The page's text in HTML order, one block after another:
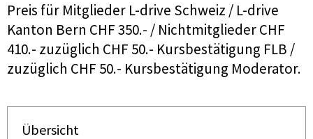
Preis für Mitglieder L-drive Schweiz / L-drive
Kanton Bern CHF 350.- / Nichtmitglieder CHF
410.- zuzüglich CHF 50.- Kursbestätigung FLB /
zuzüglich CHF 50.- Kursbestätigung Moderator.
Übersicht